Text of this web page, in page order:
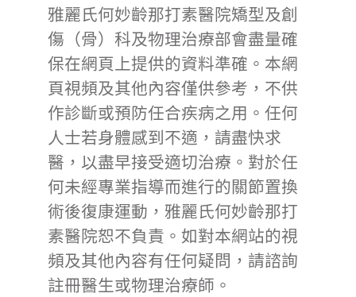
雅麗氏何妙齡那打素醫院矯型及創
傷（骨）科及物理治療部會盡量確
保在網頁上提供的資料準確。本網
頁視頻及其他內容僅供參考，不供
作診斷或預防任合疾病之用。任何
人士若身體感到不適，請盡快求
醫，以盡早接受適切治療。對於任
何未經專業指導而進行的關節置換
術後復康運動，雅麗氏何妙齡那打
素醫院恕不負責。如對本網站的視
頻及其他內容有任何疑問，請諮詢
註冊醫生或物理治療師。